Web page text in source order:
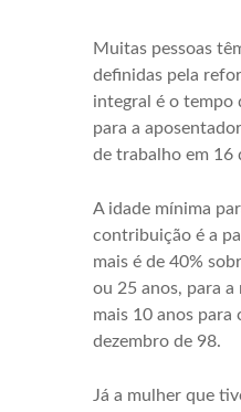
Muitas pessoas
definidas pela
integral é o tempo
para a
de trabalho em 16
A idade mínima
contribuição é a
mais é de 40%
ou 25 anos, para
mais 10 anos para
dezembro de 98.
Já a mulher que